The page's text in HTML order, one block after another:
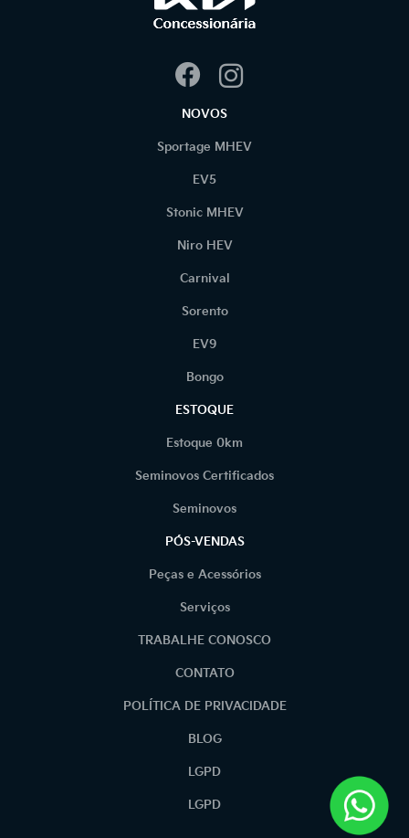
NOVOS
Sportage MHEV
EV5
Stonic MHEV
Niro HEV
Carnival
Sorento
EV9
Bongo
ESTOQUE
Estoque 0km
Seminovos Certificados
Seminovos
PÓS-VENDAS
Peças e Acessórios
Serviços
TRABALHE CONOSCO
CONTATO
POLÍTICA DE PRIVACIDADE
BLOG
LGPD
LGPD